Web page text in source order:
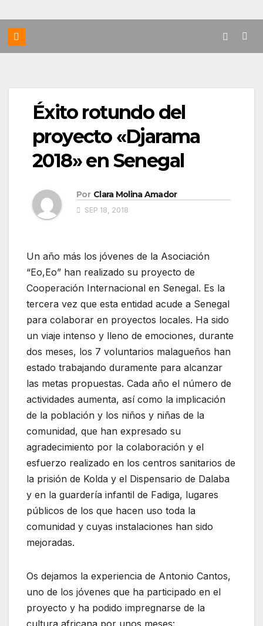
Éxito rotundo del
proyecto «Djarama
2018» en Senegal
Por Clara Molina Amador
SEP 18, 2018
Un año más los jóvenes de la Asociación
“Eo,Eo” han realizado su proyecto de
Cooperación Internacional en Senegal. Es la
tercera vez que esta entidad acude a Senegal
para colaborar en proyectos locales. Ha sido
un viaje intenso y lleno de emociones, durante
dos meses, los 7 voluntarios malagueños han
estado trabajando duramente para alcanzar
las metas propuestas. Cada año el número de
actividades aumenta, así como la implicación
de la población y los niños y niñas de la
comunidad, que han expresado su
agradecimiento por la colaboración y el
esfuerzo realizado en los centros sanitarios de
la prisión de Kolda y el Dispensario de Dalaba
y en la guardería infantil de Fadiga, lugares
públicos de los que hacen uso toda la
comunidad y cuyas instalaciones han sido
mejoradas.
Os dejamos la experiencia de Antonio Cantos,
uno de los jóvenes que ha participado en el
proyecto y ha podido impregnarse de la